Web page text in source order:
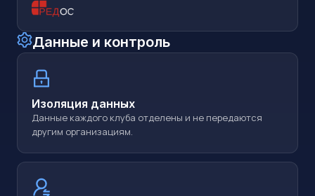
Данные и контроль
Изоляция данных
Данные каждого клуба отделены и не передаются
другим организациям.